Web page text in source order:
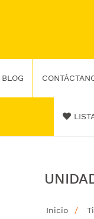
BLOG
Inicio